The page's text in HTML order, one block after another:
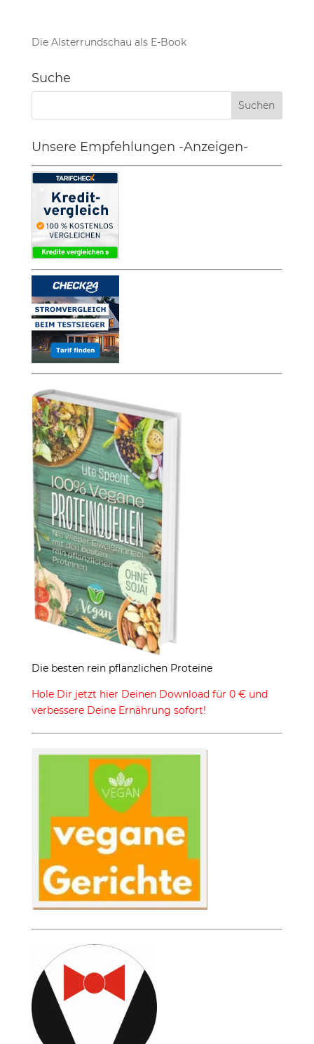
Die Alsterrundschau als E-Book
Suche
Unsere Empfehlungen -Anzeigen-
Die besten rein pflanzlichen Proteine
Hole Dir jetzt hier Deinen Download für 0 € und
verbessere Deine Ernährung sofort!